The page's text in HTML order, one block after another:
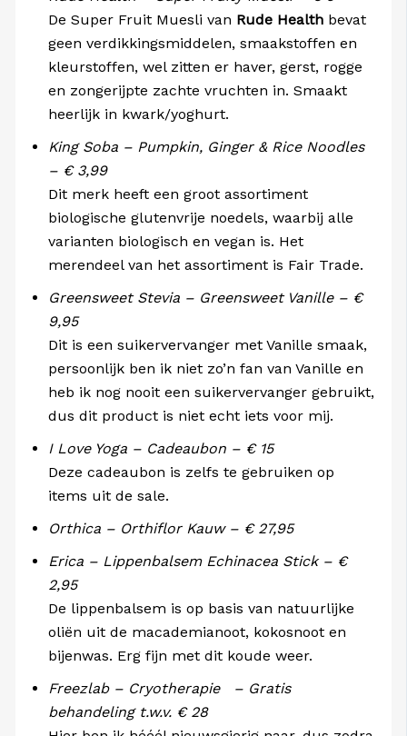
De Super Fruit Muesli van Rude Healthbevat
geen verdikkingsmiddelen, smaakstoffen en
kleurstoffen, wel zitten er haver, gerst, rogge
en zongerijpte zachte vruchten in. Smaakt
heerlijk in kwark/yoghurt.
King Soba – Pumpkin, Ginger & Rice Noodles
– € 3,99
Dit merk heeft een groot assortiment
biologische glutenvrije noedels, waarbij alle
varianten biologisch en vegan is. Het
merendeel van het assortiment is Fair Trade.
Greensweet Stevia – Greensweet Vanille – €
9,95
Dit is een suikervervanger met Vanille smaak,
persoonlijk ben ik niet zo’n fan van Vanille en
heb ik nog nooit een suikervervanger gebruikt,
dus dit product is niet echt iets voor mij.
I Love Yoga – Cadeaubon – € 15
Deze cadeaubon is zelfs te gebruiken op
items uit de sale.
Orthica – Orthiflor Kauw – € 27,95
Erica – Lippenbalsem Echinacea Stick – €
2,95
De lippenbalsem is op basis van natuurlijke
oliën uit de macademianoot, kokosnoot en
bijenwas. Erg fijn met dit koude weer.
Freezlab – Cryotherapie – Gratis
behandeling t.w.v. € 28